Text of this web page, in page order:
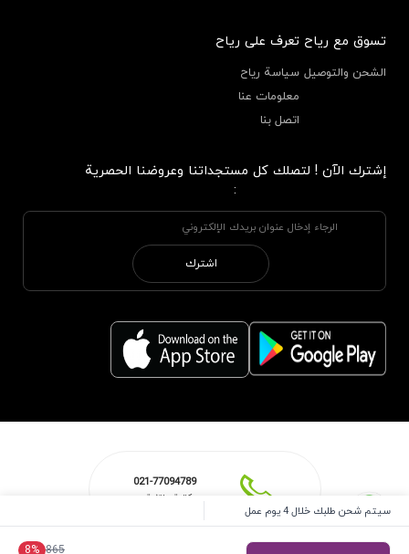
سيتم شحن طلبك خلال 4 يوم عمل
865
8%
تسوق مع رياح
الشحن والتوصيل
تعرف على رياح
سياسة رياح
معلومات عنا
اتصل بنا
إشترك الآن ! لتصلك كل مستجداتنا وعروضنا الحصرية
:
اشترك
021-77094789
مكالمة هاتفية